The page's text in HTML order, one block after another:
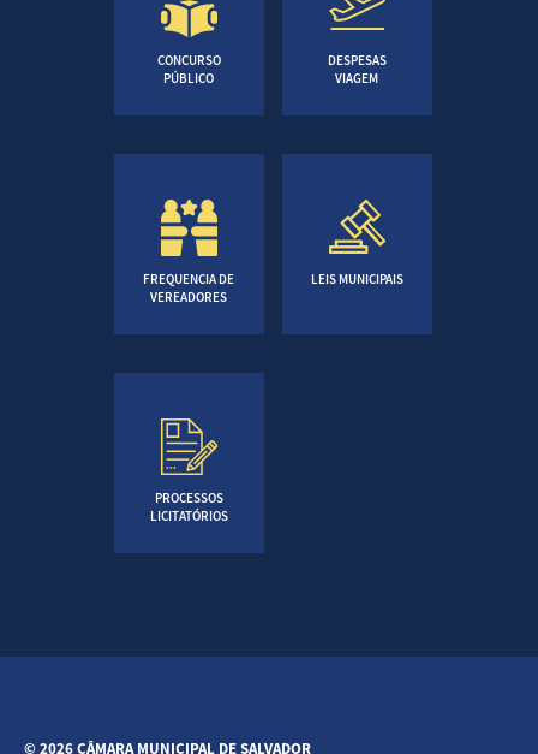
CONCURSO
PÚBLICO
DESPESAS
VIAGEM
FREQUENCIA DE
VEREADORES
LEIS MUNICIPAIS
PROCESSOS
LICITATÓRIOS
© 2026 CÂMARA MUNICIPAL DE SALVADOR